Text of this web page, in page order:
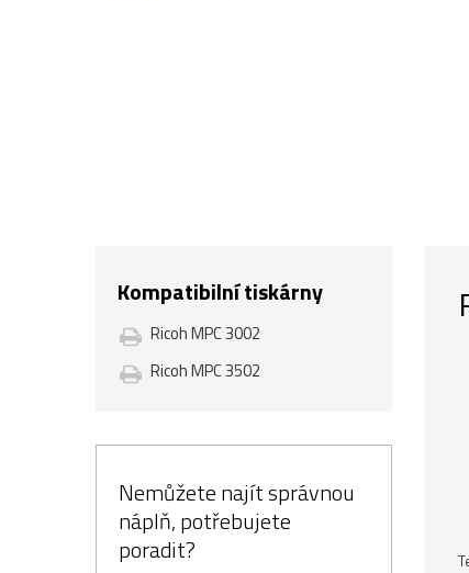
Kompatibilní tiskárny
Ricoh MPC 3002
Ricoh MPC 3502
Nemůžete najít správnou
náplň, potřebujete
poradit?